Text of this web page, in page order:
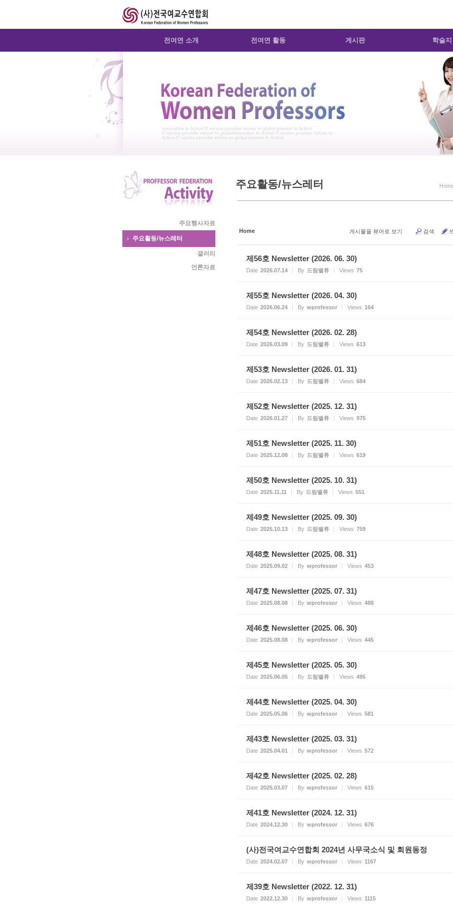
전여연 소개 전여연 활동 게시판 학술지
주요행사자료
주요활동/뉴스레터
갤러리
언론자료
주요활동/뉴스레터
Home 게시물을 뷰어로 보기 검색
제56호 Newsletter (2026. 06. 30)
Date 2026.07.14 By 드림밸류 Views 75
제55호 Newsletter (2026. 04. 30)
Date 2026.06.24 By wprofessor Views 164
제54호 Newsletter (2026. 02. 28)
Date 2026.03.09 By 드림밸류 Views 613
제53호 Newsletter (2026. 01. 31)
Date 2026.02.13 By 드림밸류 Views 684
제52호 Newsletter (2025. 12. 31)
Date 2026.01.27 By 드림밸류 Views 975
제51호 Newsletter (2025. 11. 30)
Date 2025.12.08 By 드림밸류 Views 619
제50호 Newsletter (2025. 10. 31)
Date 2025.11.11 By 드림밸류 Views 551
제49호 Newsletter (2025. 09. 30)
Date 2025.10.13 By 드림밸류 Views 759
제48호 Newsletter (2025. 08. 31)
Date 2025.09.02 By wprofessor Views 453
제47호 Newsletter (2025. 07. 31)
Date 2025.08.08 By wprofessor Views 488
제46호 Newsletter (2025. 06. 30)
Date 2025.08.08 By wprofessor Views 445
제45호 Newsletter (2025. 05. 30)
Date 2025.06.05 By 드림밸류 Views 495
제44호 Newsletter (2025. 04. 30)
Date 2025.05.06 By wprofessor Views 581
제43호 Newsletter (2025. 03. 31)
Date 2025.04.01 By wprofessor Views 572
제42호 Newsletter (2025. 02. 28)
Date 2025.03.07 By wprofessor Views 615
제41호 Newsletter (2024. 12. 31)
Date 2024.12.30 By wprofessor Views 676
(사)전국여교수연합회 2024년 사무국소식 및 회원동정
Date 2024.02.07 By wprofessor Views 1167
제39호 Newsletter (2022. 12. 31)
Date 2022.12.30 By wprofessor Views 1115